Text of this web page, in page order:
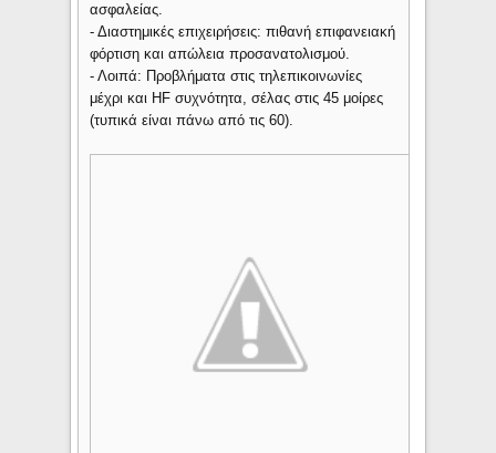
ασφαλείας.
- Διαστημικές επιχειρήσεις: πιθανή επιφανειακή
φόρτιση και απώλεια προσανατολισμού.
- Λοιπά: Προβλήματα στις τηλεπικοινωνίες
μέχρι και HF συχνότητα, σέλας στις 45 μοίρες
(τυπικά είναι πάνω από τις 60).